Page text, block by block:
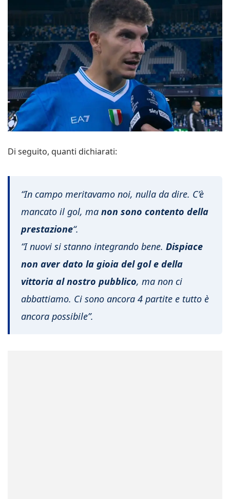
Di seguito, quanti dichiarati:
“In campo meritavamo noi, nulla da dire. C’è
mancato il gol, ma non sono contento della
prestazione“.
“I nuovi si stanno integrando bene. Dispiace
non aver dato la gioia del gol e della
vittoria al nostro pubblico, ma non ci
abbattiamo. Ci sono ancora 4 partite e tutto è
ancora possibile”.